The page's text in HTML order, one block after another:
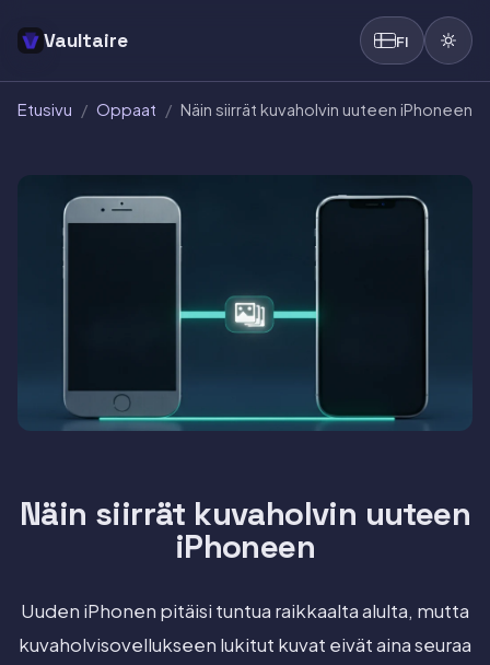
Vaultaire FI
Etusivu / Oppaat / Näin siirrät kuvaholvin uuteen iPhoneen
Näin siirrät kuvaholvin uuteen
iPhoneen
Uuden iPhonen pitäisi tuntua raikkaalta alulta, mutta
kuvaholvisovellukseen lukitut kuvat eivät aina seuraa